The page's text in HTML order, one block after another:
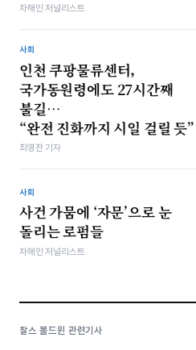
차해인 저널리스트
사회
인천 쿠팡물류센터,
국가동원령에도 27시간째
불길…
“완전 진화까지 시일 걸릴 듯”
최영찬 기자
사회
사건 가뭄에 ‘자문’으로 눈
돌리는 로펌들
차해인 저널리스트
찰스 볼드윈 관련기사